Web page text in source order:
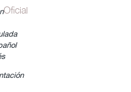
Oficial